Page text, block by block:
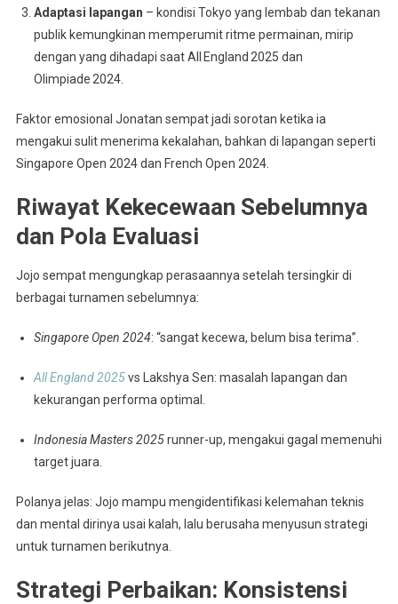
Adaptasi lapangan – kondisi Tokyo yang lembab dan tekanan
publik kemungkinan memperumit ritme permainan, mirip
dengan yang dihadapi saat All England 2025 dan
Olimpiade 2024.
Faktor emosional Jonatan sempat jadi sorotan ketika ia
mengakui sulit menerima kekalahan, bahkan di lapangan seperti
Singapore Open 2024 dan French Open 2024.
Riwayat Kekecewaan Sebelumnya
dan Pola Evaluasi
Jojo sempat mengungkap perasaannya setelah tersingkir di
berbagai turnamen sebelumnya:
Singapore Open 2024: “sangat kecewa, belum bisa terima”.
All England 2025vs Lakshya Sen: masalah lapangan dan
kekurangan performa optimal.
Indonesia Masters 2025runner-up, mengakui gagal memenuhi
target juara.
Polanya jelas: Jojo mampu mengidentifikasi kelemahan teknis
dan mental dirinya usai kalah, lalu berusaha menyusun strategi
untuk turnamen berikutnya.
Strategi Perbaikan: Konsistensi